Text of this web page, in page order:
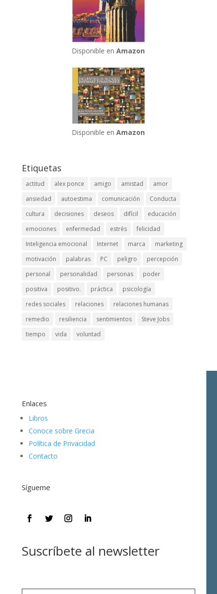
Disponible enAmazon
Disponible enAmazon
Etiquetas
actitud alex ponce amigo amistad
amor
ansiedad
autoestima comunicación
Conducta
cultura
decisiones deseos difícil
educación
emociones
enfermedad estrés
felicidad
Inteligencia emocional
Internet marca
marketing
motivación
palabras PC peligro
percepción
personal
personalidad personas
poder
positiva
positivo. práctica
psicología
redes sociales
relaciones
relaciones humanas
remedio
resiliencia sentimientos
Steve Jobs
tiempo
vida voluntad
Enlaces
Libros
Conoce sobre Grecia
Política de Privacidad
Contacto
Sígueme
Suscríbete al newsletter